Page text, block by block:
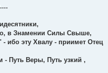
в Знамении Силы Свыше,
ибо эту Хвалу - приимет Отец
- Путь Веры, Путь узкий ,